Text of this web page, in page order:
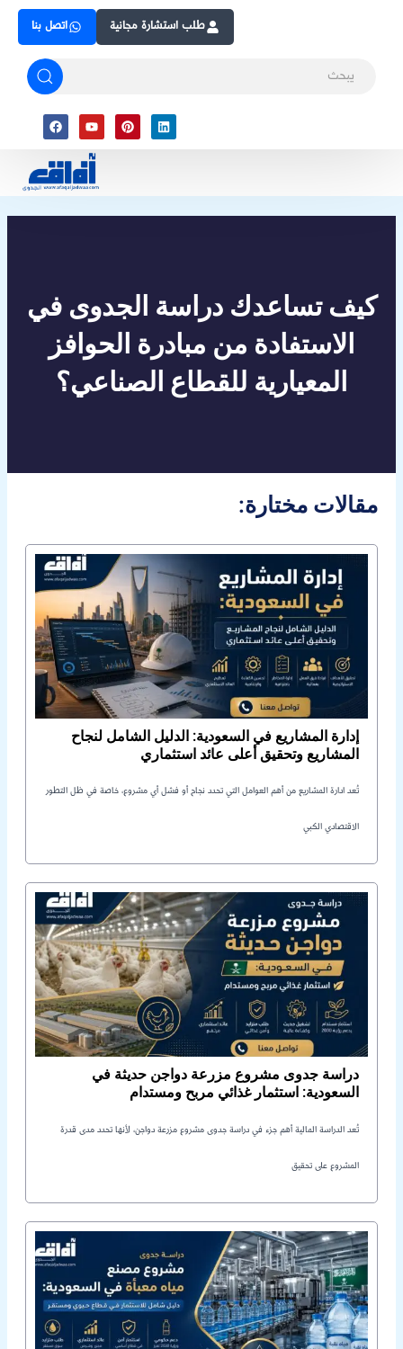
content
اتصل بنا طلب استشارة مجانية
كيف تساعدك دراسة الجدوى في
الاستفادة من مبادرة الحوافز
المعيارية للقطاع الصناعي؟
:مقالات مختارة
إدارة المشاريع في السعودية: الدليل الشامل لنجاح
المشاريع وتحقيق أعلى عائد استثماري
تُعد ادارة المشاريع من أهم العوامل التي تحدد نجاح أو فشل أي مشروع، خاصة في ظل التطور
الاقتصادي الكبي
دراسة جدوى مشروع مزرعة دواجن حديثة في
السعودية: استثمار غذائي مربح ومستدام
تُعد الدراسة المالية أهم جزء في دراسة جدوى مشروع مزرعة دواجن، لأنها تحدد مدى قدرة
المشروع على تحقيق